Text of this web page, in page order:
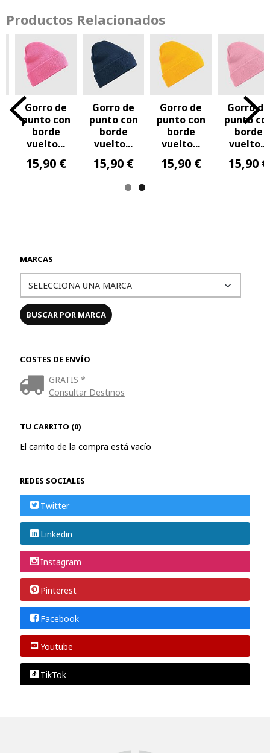
MARCAS
COSTES DE ENVÍO
GRATIS *
Consultar Destinos
TU CARRITO (0)
El carrito de la compra está vacío
REDES SOCIALES
Twitter
Linkedin
Instagram
Pinterest
Facebook
Youtube
TikTok
Productos Relacionados
Gorro de
punto con
borde
vuelto...
15,90 €
Gorro de
punto con
borde
vuelto...
15,90 €
Gorro de
punto con
borde
vuelto...
15,90 €
Gorro de
punto
borde
vuelto...
15,90 €